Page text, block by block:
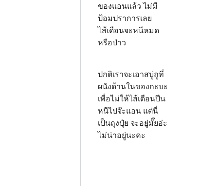
ของแอนแล้ว ไม่มี
ป้อมปราการเลย
ไส้เดือนจะหนีหมด
หรือป่าว
ปกติเราจะเอาสบู่ถูที่
ผนังด้านในของกะบะ
เพื่อไม่ให้ไส้เดือนปีน
หนีไปจ๊ะแอน แต่นี่
เป็นถุงปุ๋ย จะอยู่มั๊ยอ่ะ
ไม่น่าอยู่นะคะ